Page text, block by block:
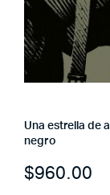
Una estrella de
negro
$960.00